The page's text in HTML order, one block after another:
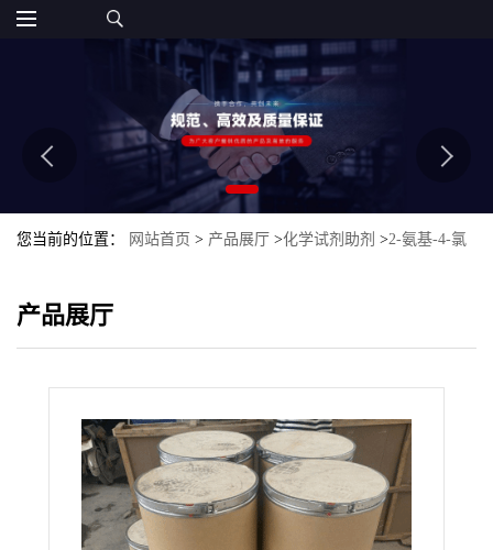
您当前的位置： 网站首页 > 产品展厅 >化学试剂助剂 >2-氨基-4-氯
产品展厅